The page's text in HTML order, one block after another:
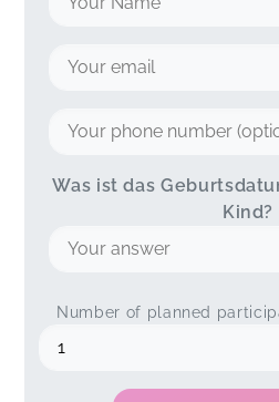
Was ist das
Kind?
Number of planned